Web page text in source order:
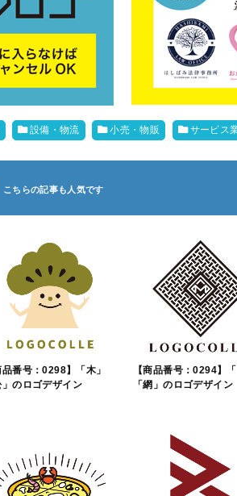
設備・物流 小売・物販 サービス
品番号：0298】「木」
」のロゴデザイン
【商品番号：0294】「
「網」のロゴデザイン